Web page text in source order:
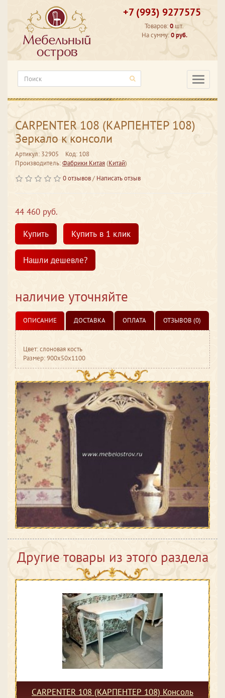
+7 (993) 9277575
Товаров:0 шт.
На сумму:0 руб.
CARPENTER 108 (КАРПЕНТЕР 108)
Зеркало к консоли
Артикул: 32905
Код: 108
Производитель:Фабрики Китая(Китай)
0 отзывов/ Написать отзыв
44 460 руб.
Купить
Купить в 1 клик
Нашли дешевле?
наличие уточняйте
ОПИСАНИЕ ДОСТАВКА ОПЛАТА ОТЗЫВОВ (0)
Цвет: слоновая кость
Размер: 900x50x1100
Другие товары из этого раздела
CARPENTER 108 (КАРПЕНТЕР 108) Консоль